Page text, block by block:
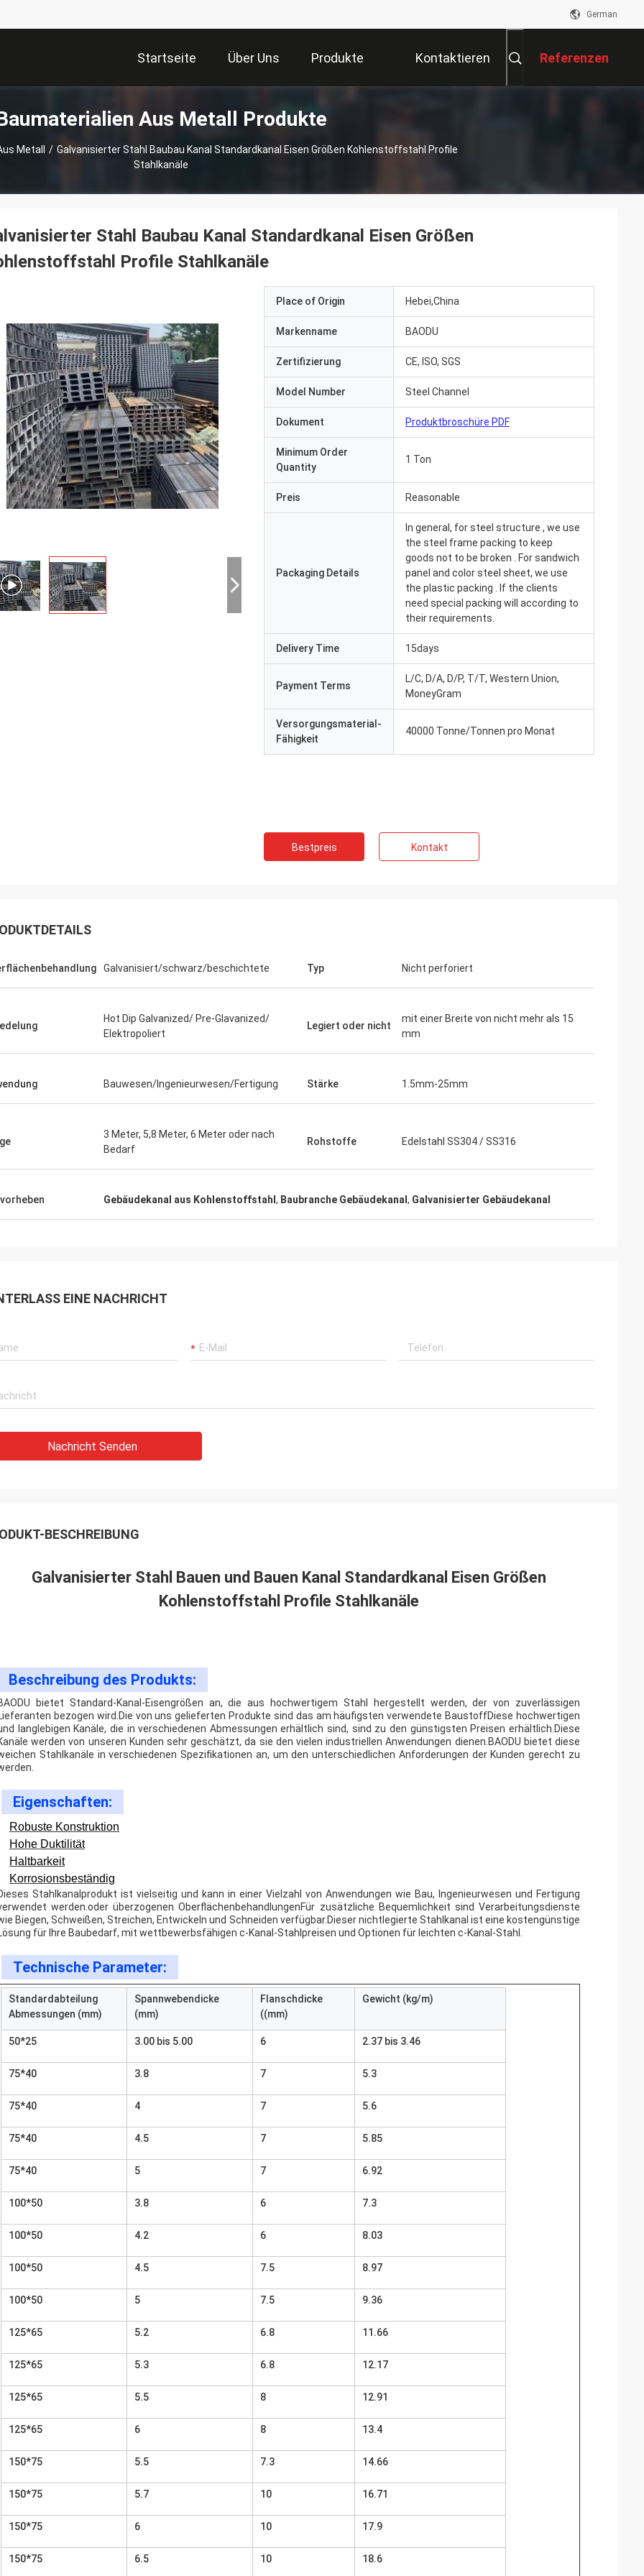
German
Startseite Über Uns Produkte Kontaktieren Referenzen
Aus Metall Produkte
Metall / Galvanisierter Stahl Baubau Kanal Standardkanal Eisen Größen Kohlenstoffstahl Profile
Stahlkanäle
- Ich weiß.
sehr zufrieden mit dem guten
HERR
Vor „wir empfingen es 8 Tagen und alles
der Anlage. Alles, das wir uns
verständigen mit Ihnen“
Stahl Baubau Kanal Standardkanal Eisen Größen
Profile Stahlkanäle
Place of Origin Hebei,China
Markenname BAODU
Zertifizierung CE, ISO, SGS
Model Number Steel Channel
Dokument Produktbroschüre PDF
Minimum Order
Quantity
1 Ton
Preis Reasonable
Packaging Details
In general, for steel structure , we use
the steel frame packing to keep
goods not to be broken . For sandwich
panel and color steel sheet, we use
the plastic packing . If the clients
need special packing will according to
their requirements.
Delivery Time 15days
Payment Terms
L/C, D/A, D/P, T/T, Western Union,
MoneyGram
Versorgungsmaterial-
Fähigkeit
40000 Tonne/Tonnen pro Monat
Bestpreis Kontakt
Galvanisiert/schwarz/beschichtete Typ Nicht perforiert
Hot Dip Galvanized/ Pre-Glavanized/
Elektropoliert
Legiert oder nicht
mit einer Breite von nicht mehr als 15
mm
Bauwesen/Ingenieurwesen/Fertigung Stärke 1.5mm-25mm
3 Meter, 5,8 Meter, 6 Meter oder nach
Bedarf
Rohstoffe Edelstahl SS304 / SS316
Gebäudekanal aus Kohlenstoffstahl , Baubranche Gebäudekanal , Galvanisierter Gebäudekanal
EINE NACHRICHT
Nachricht Senden
BESCHREIBUNG
Galvanisierter Stahl Bauen und Bauen Kanal Standardkanal Eisen Größen
Kohlenstoffstahl Profile Stahlkanäle
Beschreibung des Produkts:
bietet Standard-Kanal-Eisengrößen an, die aus hochwertigem Stahl hergestellt werden, der von zuverlässigen
bezogen wird.Die von uns gelieferten Produkte sind das am häufigsten verwendete BaustoffDiese hochwertigen
langlebigen Kanäle, die in verschiedenen Abmessungen erhältlich sind, sind zu den günstigsten Preisen erhältlich.Diese
werden von unseren Kunden sehr geschätzt, da sie den vielen industriellen Anwendungen dienen.BAODU bietet diese
Stahlkanäle in verschiedenen Spezifikationen an, um den unterschiedlichen Anforderungen der Kunden gerecht zu
Eigenschaften:
Robuste Konstruktion
Hohe Duktilität
Haltbarkeit
Korrosionsbeständig
Stahlkanalprodukt ist vielseitig und kann in einer Vielzahl von Anwendungen wie Bau, Ingenieurwesen und Fertigung
werden.oder überzogenen OberflächenbehandlungenFür zusätzliche Bequemlichkeit sind Verarbeitungsdienste
Biegen, Schweißen, Streichen, Entwickeln und Schneiden verfügbar.Dieser nichtlegierte Stahlkanal ist eine kostengünstige
für Ihre Baubedarf, mit wettbewerbsfähigen c-Kanal-Stahlpreisen und Optionen für leichten c-Kanal-Stahl.
Technische Parameter:
Standardabteilung
Abmessungen (mm)
Spannwebendicke
(mm)
Flanschdicke
((mm)
Gewicht (kg/m)
50*25 3.00 bis 5.00 6 2.37 bis 3.46
75*40 3.8 7 5.3
75*40 4 7 5.6
75*40 4.5 7 5.85
75*40 5 7 6.92
100*50 3.8 6 7.3
100*50 4.2 6 8.03
100*50 4.5 7.5 8.97
100*50 5 7.5 9.36
125*65 5.2 6.8 11.66
125*65 5.3 6.8 12.17
125*65 5.5 8 12.91
125*65 6 8 13.4
150*75 5.5 7.3 14.66
150*75 5.7 10 16.71
150*75 6 10 17.9
150*75 6.5 10 18.6